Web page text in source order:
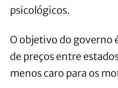
psicológicos.
O objetivo do governo
de preços entre
menos caro para os